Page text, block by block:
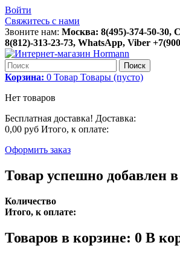
Войти
Свяжитесь с нами
Звоните нам: Москва: 8(495)-374-50-30,
8(812)-313-23-73, WhatsApp, Viber
Поиск
Корзина: 0 Товар Товары (пусто)
Нет товаров
Бесплатная доставка! Доставка:
0,00 руб Итого, к оплате:
Оформить заказ
Товар успешно добавлен
Количество
Итого, к оплате:
Товаров в корзине: 0 В